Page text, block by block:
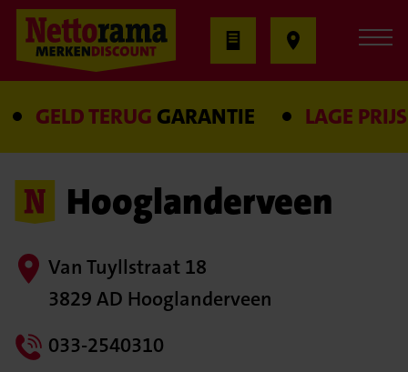
TERUGGARANTIE LAGE PRIJS
Hooglanderveen
Van Tuyllstraat 18
3829 AD Hooglanderveen
033-2540310